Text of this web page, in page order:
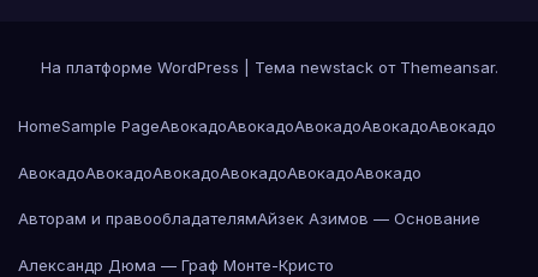
На платформе WordPress Тема newstack от Themeansar.
HomeSample PageАвокадоАвокадоАвокадоАвокадоАвокадо
АвокадоАвокадоАвокадоАвокадоАвокадоАвокадо
Авторам и правообладателямАйзек Азимов — Основание
Александр Дюма — Граф Монте-Кристо